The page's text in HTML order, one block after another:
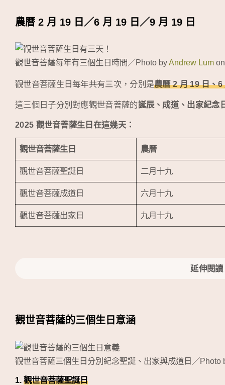
農曆 2 月 19 日／6 月 19 日／9 月 19 日
觀世音菩薩每年有三個生日時間／Photo byAndrew Lum
觀世音菩薩生日每年共有三次，分別是農曆 2 月 19 日、
這三個日子分別對應觀世音菩薩的誕辰、成道、出家紀念
2025 觀世音菩薩生日在這幾天：
觀世音菩薩生日 農曆
觀世音菩薩聖誕日 二月十九
觀世音菩薩成道日 六月十九
觀世音菩薩出家日 九月十九
延伸閱讀
觀世音菩薩的三個生日意涵
觀世音菩薩三個生日分別紀念聖誕、出家與成道日／Photo
1. 觀世音菩薩聖誕日